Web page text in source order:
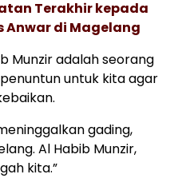
Terakhir kepada
Anwar di Magelang
Munzir adalah seorang
untuk kita agar
gading,
Al Habib Munzir,
kita.”